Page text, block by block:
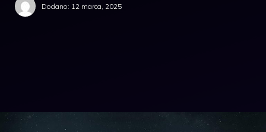
Dodano: 12 marca, 2025